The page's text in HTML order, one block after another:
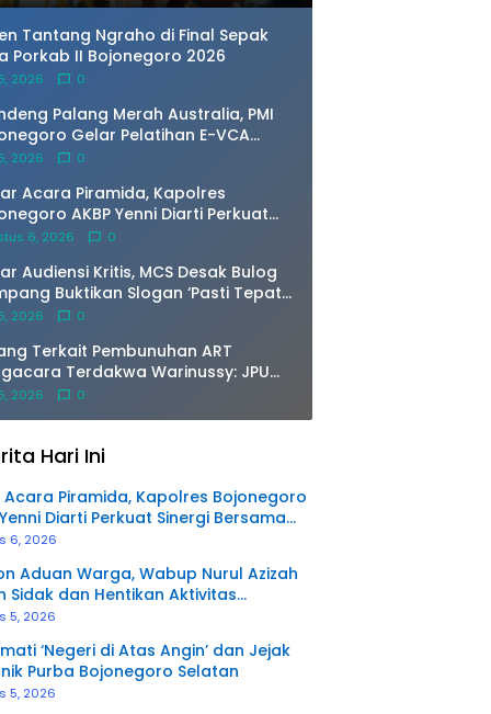
Tantang Ngraho di Final Sepak
Porkab II Bojonegoro 2026
2026 0
Palang Merah Australia, PMI
Gelar Pelatihan E-VCA
Petakan Risiko Banjir Bengawan
2026 0
Acara Piramida, Kapolres
AKBP Yenni Diarti Perkuat
Bersama Awak Media
6, 2026 0
Audiensi Kritis, MCS Desak Bulog
Buktikan Slogan ‘Pasti Tepat
Kuantitas’
2026 0
Terkait Pembunuhan ART
Terdakwa Warinussy: JPU
Saksi Ahli dr.Jimmy,
2026 0
Hari Ini
Acara Piramida, Kapolres Bojonegoro
Yenni Diarti Perkuat Sinergi Bersama
6, 2026
Aduan Warga, Wabup Nurul Azizah
Sidak dan Hentikan Aktivitas
Tanah di Trucuk
5, 2026
‘Negeri di Atas Angin’ dan Jejak
Purba Bojonegoro Selatan
5, 2026